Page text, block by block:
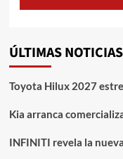
ÚLTIMAS NOTICIAS
Toyota Hilux 2027
Kia arranca
INFINITI revela la